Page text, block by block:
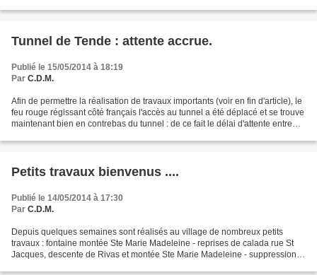
Tunnel de Tende : attente accrue.
Publié le 15/05/2014 à 18:19
Par C.D.M.
Afin de permettre la réalisation de travaux importants (voir en fin d'article), le
feu rouge régissant côté français l'accès au tunnel a été déplacé et se trouve
maintenant bien en contrebas du tunnel : de ce fait le délai d'attente entre
Petits travaux bienvenus ....
Publié le 14/05/2014 à 17:30
Par C.D.M.
Depuis quelques semaines sont réalisés au village de nombreux petits
travaux : fontaine montée Ste Marie Madeleine - reprises de calada rue St
Jacques, descente de Rivas et montée Ste Marie Madeleine - suppression